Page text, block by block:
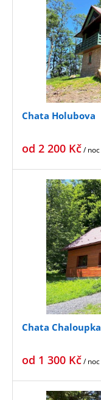
Chata Holubova
od 2 200 Kč/ noc
Chata Chaloupka
od 1 300 Kč/ noc